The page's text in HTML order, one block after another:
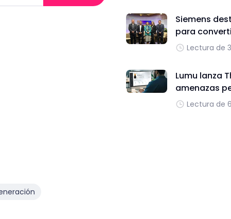
Siemens
para
Lectura de
Lumu lanza
amenazas
Lectura de